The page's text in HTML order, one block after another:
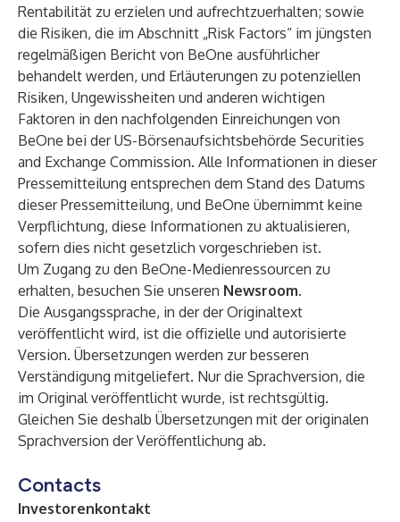
Rentabilität zu erzielen und aufrechtzuerhalten; sowie
die Risiken, die im Abschnitt „Risk Factors“ im jüngsten
regelmäßigen Bericht von BeOne ausführlicher
behandelt werden, und Erläuterungen zu potenziellen
Risiken, Ungewissheiten und anderen wichtigen
Faktoren in den nachfolgenden Einreichungen von
BeOne bei der US-Börsenaufsichtsbehörde Securities
and Exchange Commission. Alle Informationen in dieser
Pressemitteilung entsprechen dem Stand des Datums
dieser Pressemitteilung, und BeOne übernimmt keine
Verpflichtung, diese Informationen zu aktualisieren,
sofern dies nicht gesetzlich vorgeschrieben ist.
Um Zugang zu den BeOne-Medienressourcen zu
erhalten, besuchen Sie unseren Newsroom.
Die Ausgangssprache, in der der Originaltext
veröffentlicht wird, ist die offizielle und autorisierte
Version. Übersetzungen werden zur besseren
Verständigung mitgeliefert. Nur die Sprachversion, die
im Original veröffentlicht wurde, ist rechtsgültig.
Gleichen Sie deshalb Übersetzungen mit der originalen
Sprachversion der Veröffentlichung ab.
Contacts
Investorenkontakt